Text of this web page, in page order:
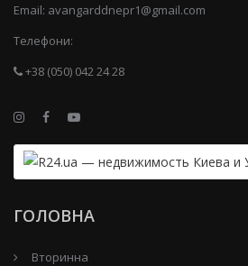
Email: avangarddnepr1@gmail.com
Телефони:
+38 (050) 042 24 28
ГОЛОВНА
Вторинна